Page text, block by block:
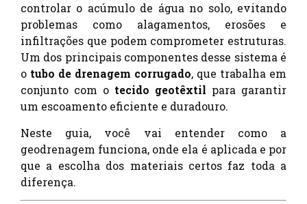
controlar o acúmulo de água no solo, evitando
problemas como alagamentos, erosões e
infiltrações que podem comprometer estruturas.
Um dos principais componentes desse sistema é
o tubo de drenagem corrugado, que trabalha em
conjunto com o tecido geotêxtil para garantir
um escoamento eficiente e duradouro.
Neste guia, você vai entender como a
geodrenagem funciona, onde ela é aplicada e por
que a escolha dos materiais certos faz toda a
diferença.